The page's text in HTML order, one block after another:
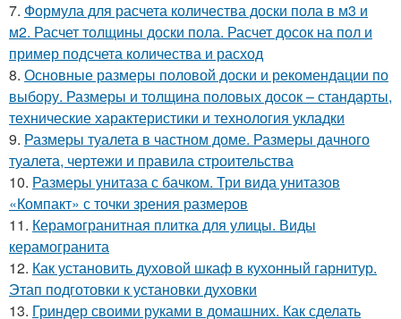
7. Формула для расчета количества доски пола в м3 и
м2. Расчет толщины доски пола. Расчет досок на пол и
пример подсчета количества и расход
8. Основные размеры половой доски и рекомендации по
выбору. Размеры и толщина половых досок – стандарты,
технические характеристики и технология укладки
9. Размеры туалета в частном доме. Размеры дачного
туалета, чертежи и правила строительства
10. Размеры унитаза с бачком. Три вида унитазов
«Компакт» с точки зрения размеров
11. Керамогранитная плитка для улицы. Виды
керамогранита
12. Как установить духовой шкаф в кухонный гарнитур.
Этап подготовки к установки духовки
13. Гриндер своими руками в домашних. Как сделать